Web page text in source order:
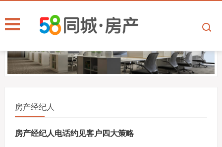
房产经纪人
房产经纪人电话约见客户四大策略